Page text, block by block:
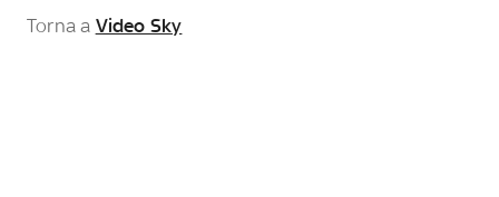
Torna a Video Sky